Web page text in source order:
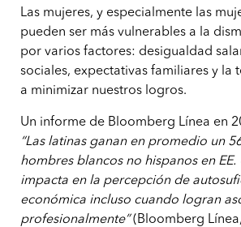
Las mujeres, y especialmente las
pueden ser más vulnerables a la
por varios factores: desigualdad
sociales, expectativas familiares y la
a minimizar nuestros logros.
Un informe de Bloomberg Línea en
“Las latinas ganan en promedio un
hombres blancos no hispanos en EE.
impacta en la percepción de
económica incluso cuando logran
profesionalmente”(Bloomberg